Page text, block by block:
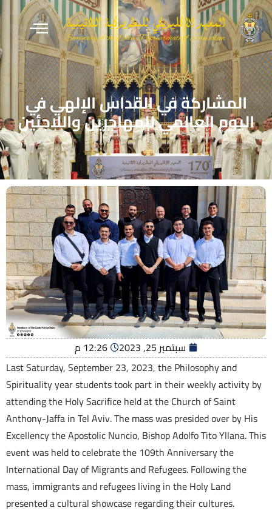
المشاركة في القداس الإلهي في
اليوم العالمي للمهاجرين واللاجئين
سبتمبر 25, 2023
12:26 م
Last Saturday, September 23, 2023, the Philosophy and
Spirituality year students took part in their weekly activity by
attending the Holy Sacrifice held at the Church of Saint
Anthony-Jaffa in Tel Aviv. The mass was presided over by His
Excellency the Apostolic Nuncio, Bishop Adolfo Tito Yllana. This
event was held to celebrate the 109th Anniversary the
International Day of Migrants and Refugees. Following the
mass, immigrants and refugees living in the Holy Land
presented a cultural showcase regarding their cultures.